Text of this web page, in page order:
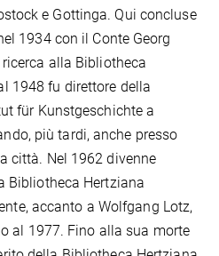
e Gottinga. Qui concluse
1934 con il Conte Georg
alla Bibliotheca
1948 fu direttore della
für Kunstgeschichte a
più tardi, anche presso
città. Nel 1962 divenne
Bibliotheca Hertziana
accanto a Wolfgang Lotz,
al 1977. Fino alla sua morte